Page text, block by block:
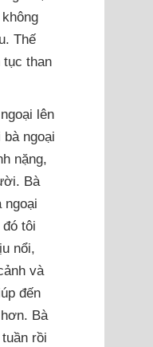
Thế
tục than
lên
ngoại
nặng,
Bà
ngoại
tôi
nổi,
và
đến
Bà
rồi